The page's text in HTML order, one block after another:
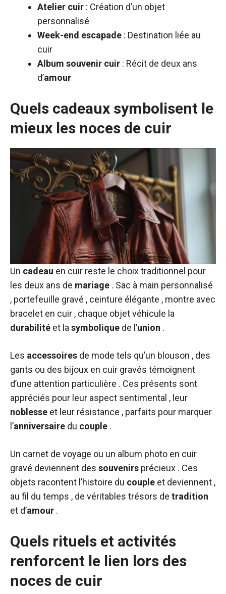
Atelier cuir : Création d’un objet
personnalisé
Week-end escapade : Destination liée au
cuir
Album souvenir cuir : Récit de deux ans
d’amour
Quels cadeaux symbolisent le
mieux les noces de cuir
Un cadeau en cuir reste le choix traditionnel pour
les deux ans de mariage . Sac à main personnalisé
, portefeuille gravé , ceinture élégante , montre avec
bracelet en cuir , chaque objet véhicule la
durabilité et la symbolique de l’union .
Les accessoires de mode tels qu’un blouson , des
gants ou des bijoux en cuir gravés témoignent
d’une attention particulière . Ces présents sont
appréciés pour leur aspect sentimental , leur
noblesse et leur résistance , parfaits pour marquer
l’anniversaire du couple .
Un carnet de voyage ou un album photo en cuir
gravé deviennent des souvenirs précieux . Ces
objets racontent l’histoire du couple et deviennent ,
au fil du temps , de véritables trésors de tradition
et d’amour .
Quels rituels et activités
renforcent le lien lors des
noces de cuir